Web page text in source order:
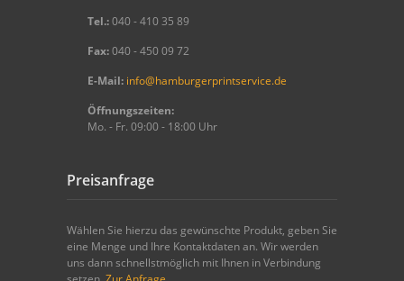
Tel.:040 - 410 35 89
Fax:040 - 450 09 72
E-Mail: info@hamburgerprintservice.de
Öffnungszeiten:
Mo. - Fr. 09:00 - 18:00 Uhr
Preisanfrage
Wählen Sie hierzu das gewünschte Produkt, geben Sie
eine Menge und Ihre Kontaktdaten an. Wir werden
uns dann schnellstmöglich mit Ihnen in Verbindung